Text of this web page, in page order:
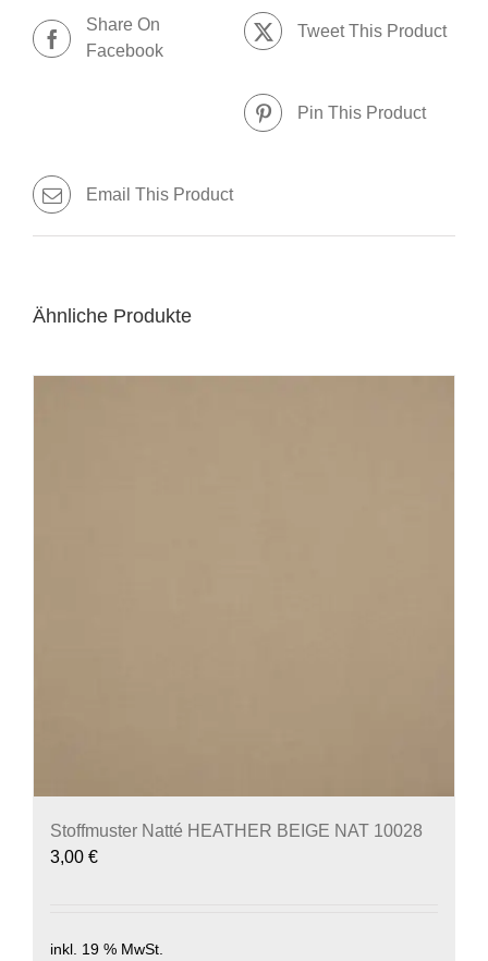
Share On
Facebook
Tweet This Product
Pin This Product
Email This Product
Ähnliche Produkte
Stoffmuster Natté HEATHER BEIGE NAT 10028
3,00 €
inkl. 19 % MwSt.